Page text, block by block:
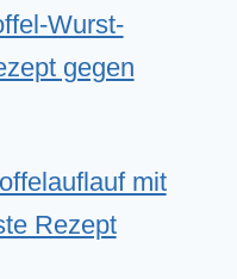
Wurst-
gegen
mit
Rezept